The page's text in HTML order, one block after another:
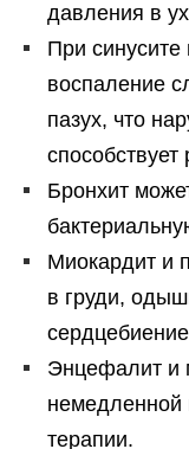
давления в
При синусите
воспаление
пазух, что
Бронхит
Миокардит и
в груди,
Энцефалит и
немедленной
терапии.